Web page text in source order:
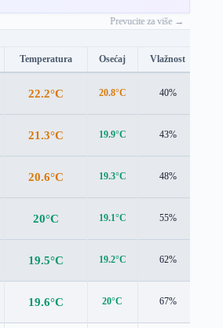
Prevucite za više →
Temperatura Osećaj Vlažnost
22.2°C 20.8°C 40%
21.3°C 19.9°C 43%
20.6°C 19.3°C 48%
20°C 19.1°C 55%
19.5°C 19.2°C 62%
19.6°C 20°C 67%